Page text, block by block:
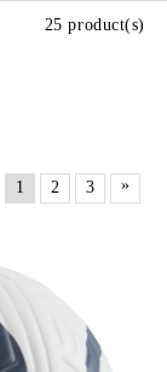
25 product(s)
1 2 3 »